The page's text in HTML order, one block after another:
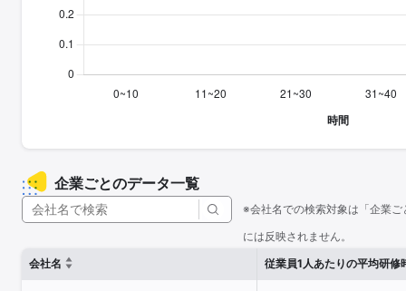
企業ごとのデータ一覧
※会社名での検索対象は「企業
には反映されません。
会社名
従業員1人あたりの平均研修